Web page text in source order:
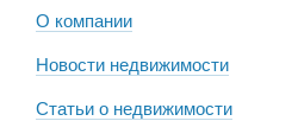
О компании
Новости недвижимости
Статьи о недвижимости